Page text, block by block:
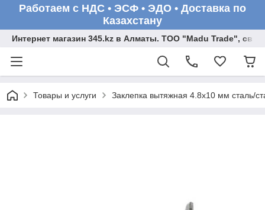
Работаем с НДС • ЭСФ • ЭДО • Доставка по
Казахстану
Интернет магазин 345.kz в Алматы. ТОО "Madu Trade",
Товары и услуги Заклепка вытяжная 4.8х10 мм сталь/